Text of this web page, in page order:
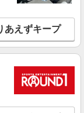
者集まれ！居心地
い有/週払い有/交
あえずキープ